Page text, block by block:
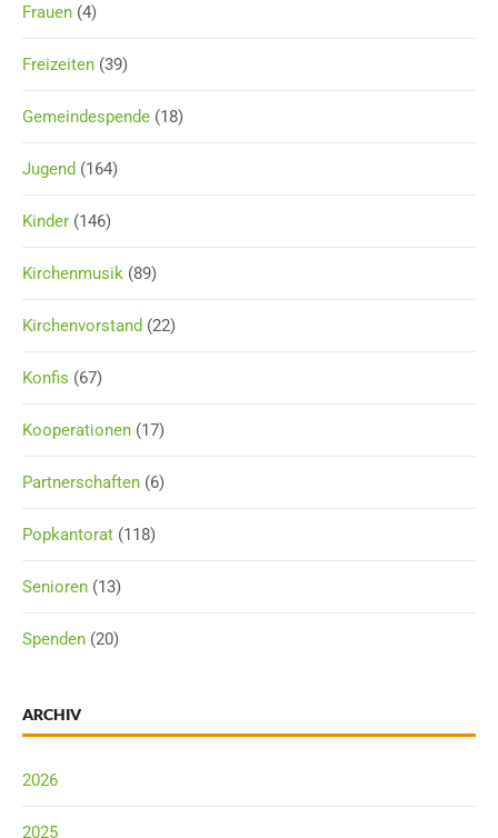
Frauen (4)
Freizeiten (39)
Gemeindespende (18)
Jugend (164)
Kinder (146)
Kirchenmusik (89)
Kirchenvorstand (22)
Konfis (67)
Kooperationen (17)
Partnerschaften (6)
Popkantorat (118)
Senioren (13)
Spenden (20)
ARCHIV
2026
2025